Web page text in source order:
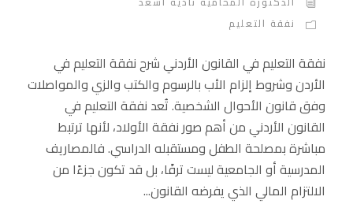
نفقة التعليم
نفقة التعليم في القانون الأردني شرح نفقة التعليم في
الأردن وشروط إلزام الأب بالرسوم والكتب والزي والمواصلات
وفق قانون الأحوال الشخصية. تُعد نفقة التعليم في
القانون الأردني من أهم صور نفقة الأولاد، لأنها ترتبط
مباشرة بمصلحة الطفل ومستقبله الدراسي. فالمصاريف
المدرسية أو الجامعية ليست ترفًا، بل قد تكون جزءًا من
الالتزام المالي الذي يفرضه القانون...